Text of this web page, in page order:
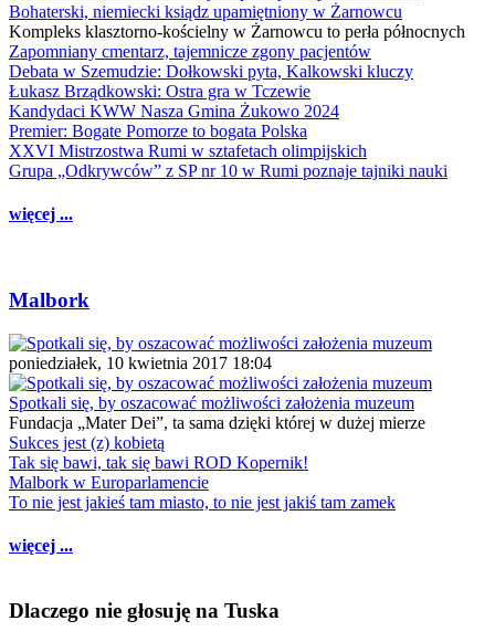
Bohaterski, niemiecki ksiądz upamiętniony w Żarnowcu
Kompleks klasztorno-kościelny w Żarnowcu to perła północnych
Zapomniany cmentarz, tajemnicze zgony pacjentów
Debata w Szemudzie: Dołkowski pyta, Kalkowski kluczy
Łukasz Brządkowski: Ostra gra w Tczewie
Kandydaci KWW Nasza Gmina Żukowo 2024
Premier: Bogate Pomorze to bogata Polska
XXVI Mistrzostwa Rumi w sztafetach olimpijskich
Grupa „Odkrywców” z SP nr 10 w Rumi poznaje tajniki nauki
więcej ...
Malbork
poniedziałek, 10 kwietnia 2017 18:04
Spotkali się, by oszacować możliwości założenia muzeum
Fundacja „Mater Dei”, ta sama dzięki której w dużej mierze
Sukces jest (z) kobietą
Tak się bawi, tak się bawi ROD Kopernik!
Malbork w Europarlamencie
To nie jest jakieś tam miasto, to nie jest jakiś tam zamek
więcej ...
Dlaczego nie głosuję na Tuska